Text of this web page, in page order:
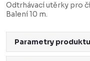
Odtrhávací utěrky pro
Balení 10 m.
Parametry produktu